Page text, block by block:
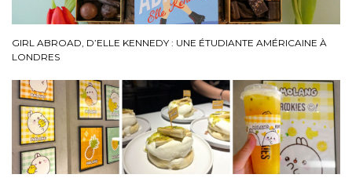
GIRL ABROAD, D’ELLE KENNEDY : UNE ÉTUDIANTE AMÉRICAINE À
LONDRES